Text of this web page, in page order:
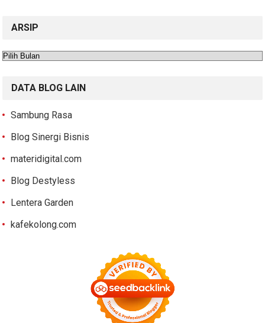
ARSIP
Arsip
DATA BLOG LAIN
Sambung Rasa
Blog Sinergi Bisnis
materidigital.com
Blog Destyless
Lentera Garden
kafekolong.com